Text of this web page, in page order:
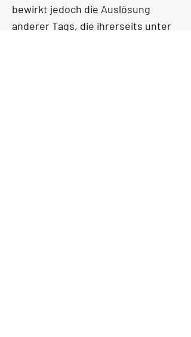
bewirkt jedoch die Auslösung
anderer Tags, die ihrerseits unter